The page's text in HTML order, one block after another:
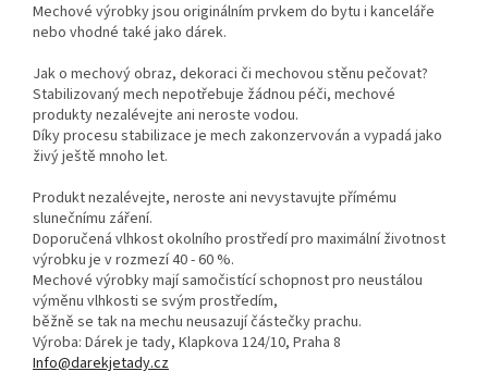
Mechové výrobky jsou originálním prvkem do bytu i kanceláře
nebo vhodné také jako dárek.
Jak o mechový obraz, dekoraci či mechovou stěnu pečovat?
Stabilizovaný mech nepotřebuje žádnou péči, mechové
produkty nezalévejte ani neroste vodou.
Díky procesu stabilizace je mech zakonzervován a vypadá jako
živý ještě mnoho let.
Produkt nezalévejte, neroste ani nevystavujte přímému
slunečnímu záření.
Doporučená vlhkost okolního prostředí pro maximální životnost
výrobku je v rozmezí 40 - 60 %.
Mechové výrobky mají samočistící schopnost pro neustálou
výměnu vlhkosti se svým prostředím,
běžně se tak na mechu neusazují částečky prachu.
Výroba: Dárek je tady, Klapkova 124/10, Praha 8
Info@darekjetady.cz